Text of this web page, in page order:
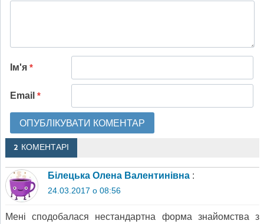
Ім'я *
Email *
2 КОМЕНТАРІ
Білецька Олена Валентинівна :
24.03.2017 о 08:56
Мені сподобалася нестандартна форма знайомства з